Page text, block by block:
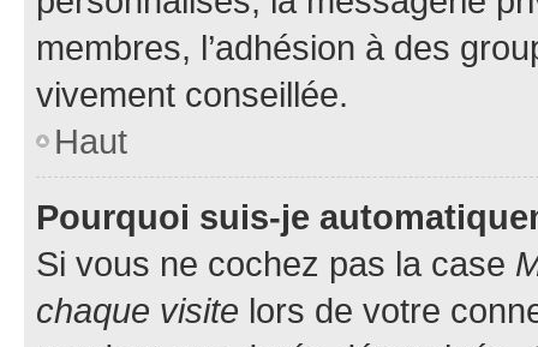
membres, l’adhésion à des
vivement conseillée.
Haut
Pourquoi suis-je
Si vous ne cochez pas la case
chaque visite lors de votre